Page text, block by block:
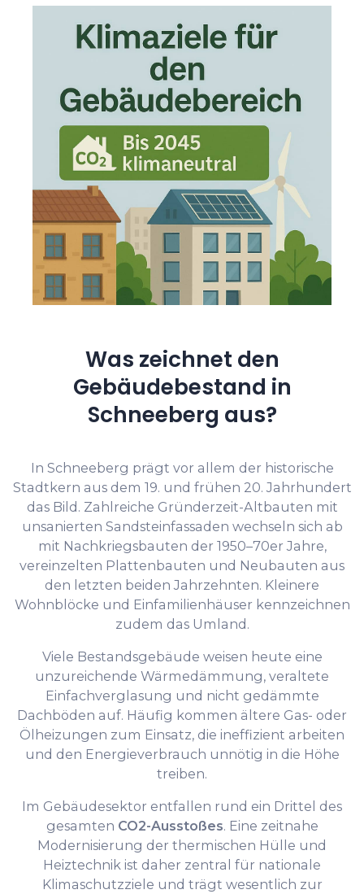
Was zeichnet den
Gebäudebestand in
Schneeberg aus?
In Schneeberg prägt vor allem der historische
Stadtkern aus dem 19. und frühen 20. Jahrhundert
das Bild. Zahlreiche Gründerzeit-Altbauten mit
unsanierten Sandsteinfassaden wechseln sich ab
mit Nachkriegsbauten der 1950–70er Jahre,
vereinzelten Plattenbauten und Neubauten aus
den letzten beiden Jahrzehnten. Kleinere
Wohnblöcke und Einfamilienhäuser kennzeichnen
zudem das Umland.
Viele Bestandsgebäude weisen heute eine
unzureichende Wärmedämmung, veraltete
Einfachverglasung und nicht gedämmte
Dachböden auf. Häufig kommen ältere Gas- oder
Ölheizungen zum Einsatz, die ineffizient arbeiten
und den Energieverbrauch unnötig in die Höhe
treiben.
Im Gebäudesektor entfallen rund ein Drittel des
gesamten CO2-Ausstoßes. Eine zeitnahe
Modernisierung der thermischen Hülle und
Heiztechnik ist daher zentral für nationale
Klimaschutzziele und trägt wesentlich zur